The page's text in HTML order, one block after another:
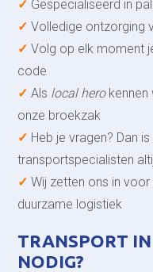
✓ Gespecialiseerd in
✓Volledige ontzorging
✓ Volg op elk moment
code
✓ Als local hero
onze broekzak
✓ Heb je vragen? Dan
transportspecialisten
✓ Wij zetten ons in
duurzame logistiek
TRANSPORT
NODIG?